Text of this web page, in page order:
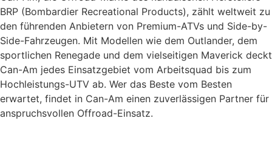
BRP (Bombardier Recreational Products), zählt weltweit zu
den führenden Anbietern von Premium-ATVs und Side-by-
Side-Fahrzeugen. Mit Modellen wie dem Outlander, dem
sportlichen Renegade und dem vielseitigen Maverick deckt
Can-Am jedes Einsatzgebiet vom Arbeitsquad bis zum
Hochleistungs-UTV ab. Wer das Beste vom Besten
erwartet, findet in Can-Am einen zuverlässigen Partner für
anspruchsvollen Offroad-Einsatz.